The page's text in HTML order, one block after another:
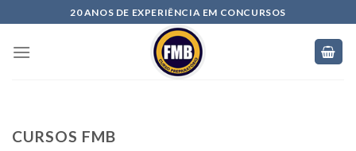
20 ANOS DE EXPERIÊNCIA EM CONCURSOS
CURSOS FMB